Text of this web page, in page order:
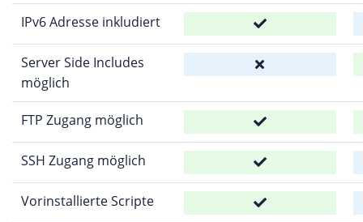
IPv6 Adresse inkludiert
Server Side Includes
möglich
FTP Zugang möglich
SSH Zugang möglich
Vorinstallierte Scripte